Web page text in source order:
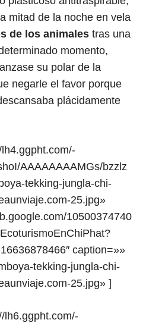
mitad de la noche en vela
de los animales tras una
momento,
su polar de la
negarle el favor porque
plácidamente
AAAAAAAAMGs/bzzlz
tekking-jungla-chi-
25.jpg»
10500374740
caption=»»
tekking-jungla-chi-
25.jpg» ]
lh6.ggpht.com/-